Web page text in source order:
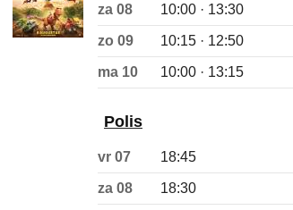
za 08 10:00 · 13:30
zo 09 10:15 · 12:50
ma 10 10:00 · 13:15
Polis
vr 07 18:45
za 08 18:30